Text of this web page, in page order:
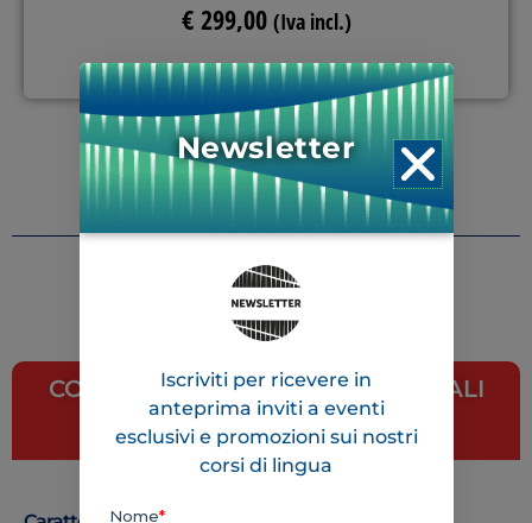
€299,00 (Iva incl.)
Quando: 28 Settembre 2026.
Lær norsk med oss!
CORSI DI NORVEGESE INDIVIDUALI
Lezioni online personalizzate
Newsletter
Iscriviti per ricevere in
anteprima inviti a eventi
esclusivi e promozioni sui nostri
corsi di lingua